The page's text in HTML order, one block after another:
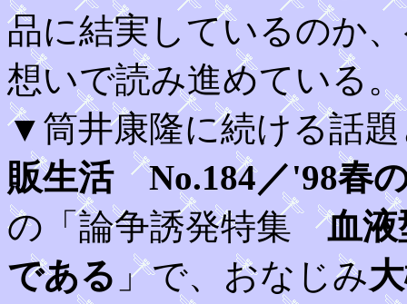
品に結実しているのか
想いで読み進めている。
▼筒井康隆に続ける話
販生活 No.184／'98春
の「論争誘発特集血
である 」で、おなじみ